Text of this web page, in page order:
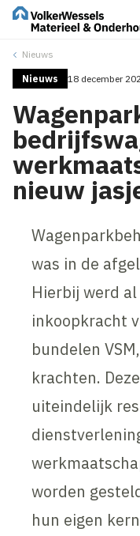
Nieuws
Nieuws 18 december
nieuw
was in de
Hierbij werd
inkoopkracht
bundelen
krachten.
uiteindelijk
worden
hun eigen